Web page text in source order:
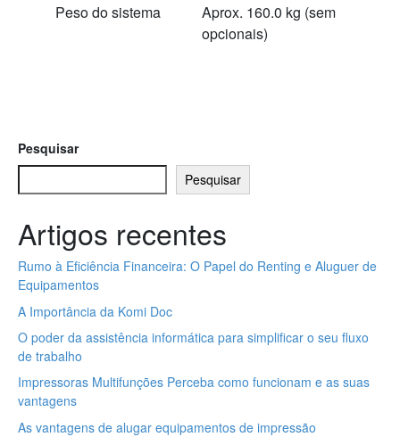
Peso do sistema
Aprox. 160.0 kg (sem
opcionais)
Pesquisar
Pesquisar
Artigos recentes
Rumo à Eficiência Financeira: O Papel do Renting e Aluguer de
Equipamentos
A Importância da Komi Doc
O poder da assistência informática para simplificar o seu fluxo
de trabalho
Impressoras Multifunções Perceba como funcionam e as suas
vantagens
As vantagens de alugar equipamentos de impressão